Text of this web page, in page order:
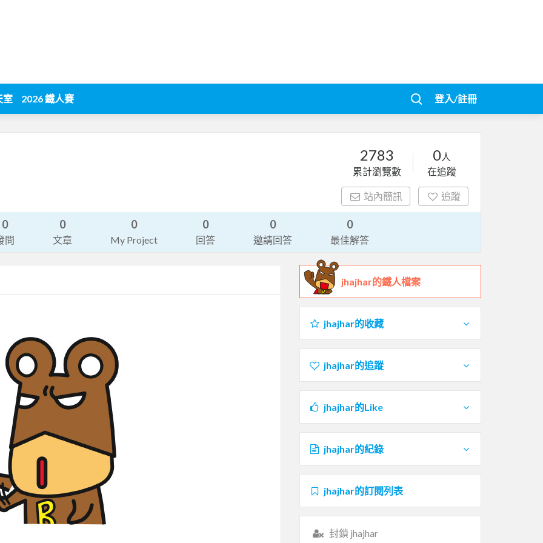
室 2026 鐵人賽 登入/註冊
2783
累計瀏覽數
0人
在追蹤
站內簡訊 追蹤
0
問
0
文章
0
My Project
0
回答
0
邀請回答
0
最佳解答
jhajhar的鐵人檔案
jhajhar的收藏
jhajhar的追蹤
jhajhar的Like
jhajhar的紀錄
jhajhar的訂閱列表
封鎖 jhajhar